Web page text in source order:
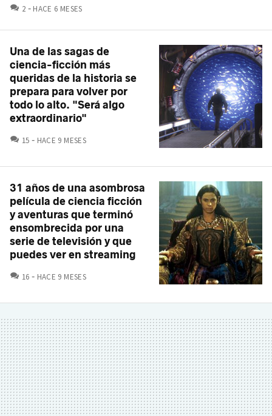
2 COMENTARIOS
HACE 6 MESES
Una de las sagas de
ciencia-ficción más
queridas de la historia se
prepara para volver por
todo lo alto. "Será algo
extraordinario"
15 COMENTARIOS
HACE 9 MESES
31 años de una asombrosa
película de ciencia ficción
y aventuras que terminó
ensombrecida por una
serie de televisión y que
puedes ver en streaming
16 COMENTARIOS
HACE 9 MESES